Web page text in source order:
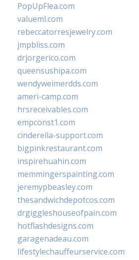
PopUpFlea.com
valueml.com
rebeccatorresjewelry.com
jmpbliss.com
drjorgerico.com
queensushipa.com
wendyweimerdds.com
ameri-camp.com
hrsreceivables.com
empconst1.com
cinderella-support.com
bigpinkrestaurant.com
inspirehuahin.com
memmingerspainting.com
jeremypbeasley.com
thesandwichdepotcos.com
drgiggleshouseofpain.com
hotflashdesigns.com
garagenadeau.com
lifestylechauffeurservice.com